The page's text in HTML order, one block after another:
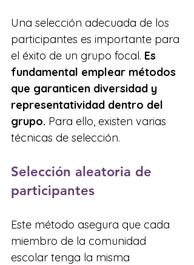
Una selección adecuada de los
participantes es importante para
el éxito de un grupo focal. Es
fundamental emplear métodos
que garanticen diversidad y
representatividad dentro del
grupo. Para ello, existen varias
técnicas de selección.
Selección aleatoria de
participantes
Este método asegura que cada
miembro de la comunidad
escolar tenga la misma